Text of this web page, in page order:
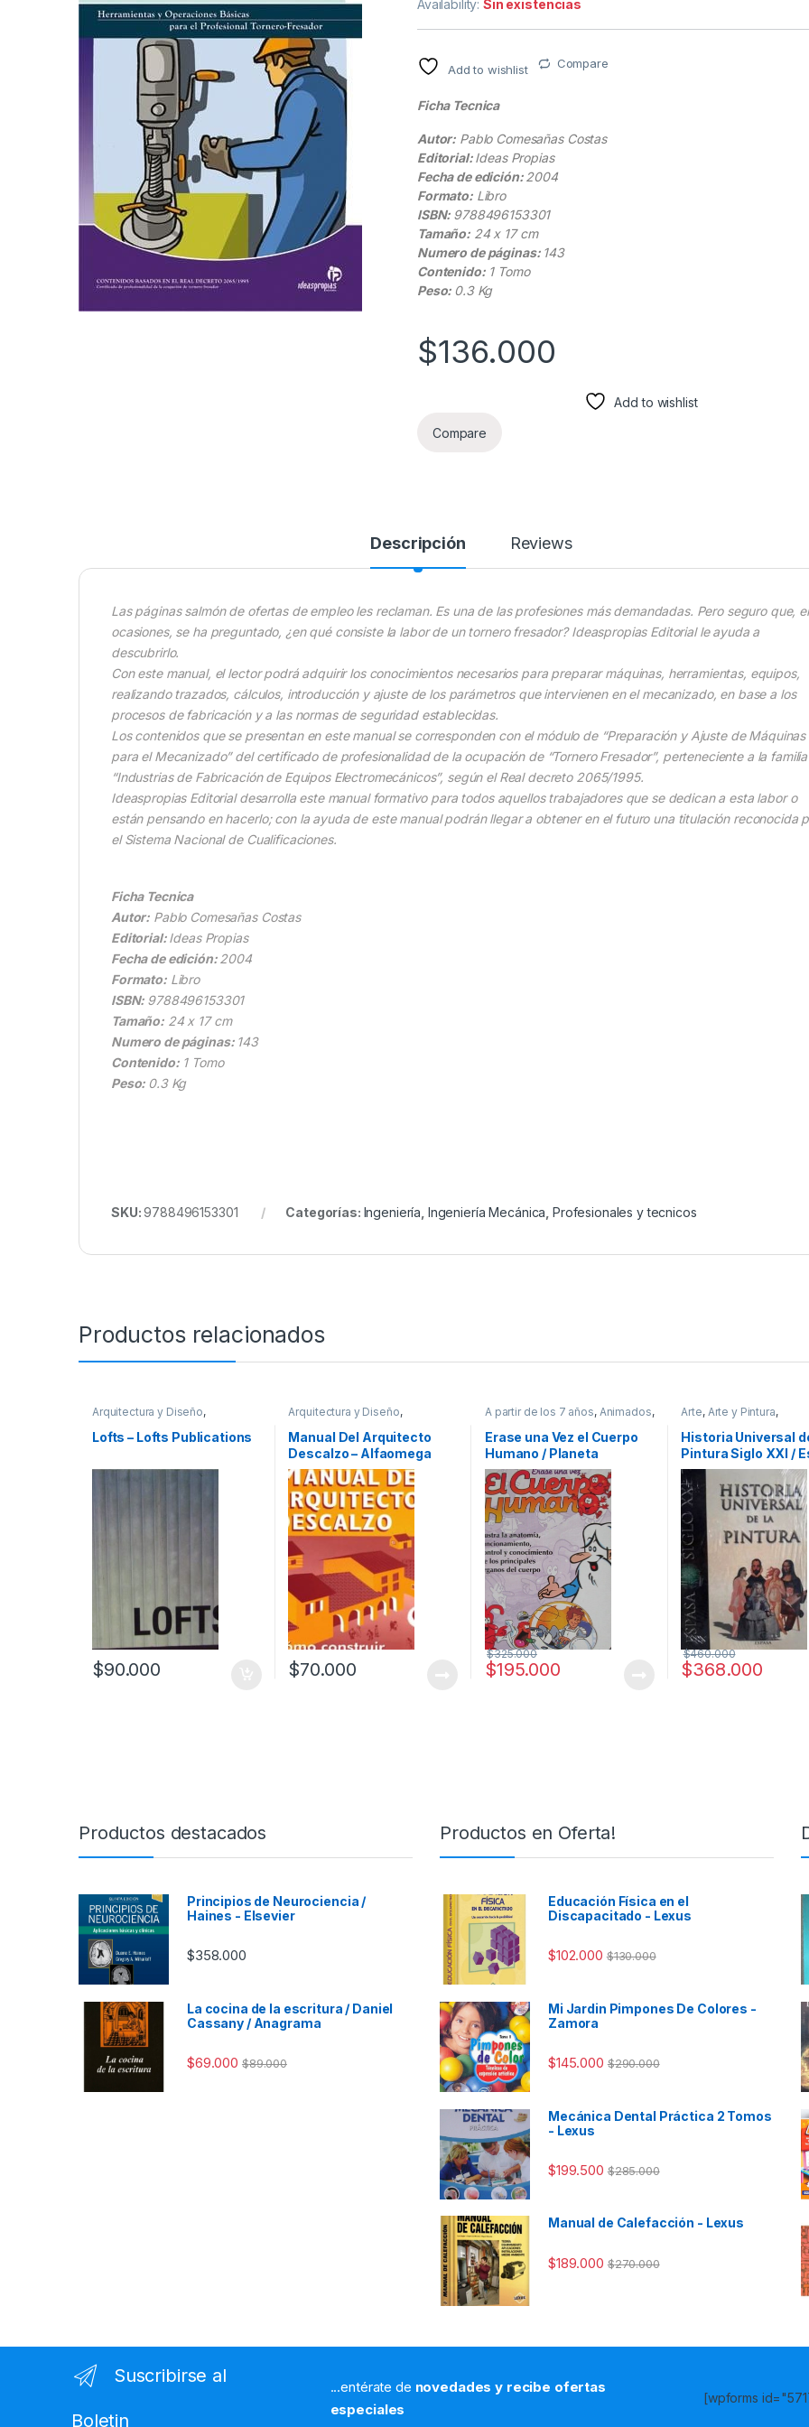
Availability:Sin existencias
Add to wishlist Compare
Ficha Tecnica
Autor: Pablo Comesañas Costas
Editorial:Ideas Propias
Fecha de edición: 2004
Formato:Libro
ISBN: 9788496153301
Tamaño: 24 x 17 cm
Numero de páginas: 143
Contenido:1 Tomo
Peso: 0.3 Kg
$136.000
Add to wishlist
Compare
Descripción Reviews
Las páginas salmón de ofertas de empleo les reclaman. Es una de las profesiones más demandadas. Pero seguro que,
ocasiones, se ha preguntado, ¿en qué consiste la labor de un tornero fresador? Ideaspropias Editorial le ayuda a
descubrirlo.
Con este manual, el lector podrá adquirir los conocimientos necesarios para preparar máquinas, herramientas, equipos,
realizando trazados, cálculos, introducción y ajuste de los parámetros que intervienen en el mecanizado, en base a los
procesos de fabricación y a las normas de seguridad establecidas.
Los contenidos que se presentan en este manual se corresponden con el módulo de “Preparación y Ajuste de Máquinas
para el Mecanizado” del certificado de profesionalidad de la ocupación de “Tornero Fresador”, perteneciente a la
“Industrias de Fabricación de Equipos Electromecánicos”, según el Real decreto 2065/1995.
Ideaspropias Editorial desarrolla este manual formativo para todos aquellos trabajadores que se dedican a esta labor o
están pensando en hacerlo; con la ayuda de este manual podrán llegar a obtener en el futuro una titulación reconocida
el Sistema Nacional de Cualificaciones.
Ficha Tecnica
Autor: Pablo Comesañas Costas
Editorial:Ideas Propias
Fecha de edición: 2004
Formato:Libro
ISBN: 9788496153301
Tamaño: 24 x 17 cm
Numero de páginas: 143
Contenido:1 Tomo
Peso: 0.3 Kg
SKU:9788496153301 Categorías: Ingeniería Ingeniería Mecánica Profesionales y tecnicos
Productos relacionados
Arquitectura y Diseño,
Arquitectura y Urbanismo
Afines
Decoración,Decoración
y Muebles, Diseño,Interes
tecnicos
Lofts – Lofts Publications
$90.000
Arquitectura y Diseño,
Arquitectura y Urbanismo
Diseño,Profesionales y
tecnicos
Manual Del Arquitecto
Descalzo – Alfaomega
$70.000
A partir de los 7 años, Animados,
Ciencias Sociales
Niños,Didácticos ,Educación y
Pedagogía,Profesionales y
tecnicos
Erase una Vez el Cuerpo
Humano / Planeta
$195.000
$325.000
Arte, Arte y Pintura,
Profesionales y
Historia Universal
Pintura Siglo XXI /
$368.000
$460.000
Productos destacados
Principios de Neurociencia /
Haines - Elsevier
$358.000
La cocina de la escritura / Daniel
Cassany / Anagrama
$69.000 $89.000
Productos en Oferta!
Educación Física en el
Discapacitado - Lexus
$102.000 $130.000
Mi Jardin Pimpones De Colores -
Zamora
$145.000 $290.000
Mecánica Dental Práctica 2 Tomos
- Lexus
$199.500 $285.000
Manual de Calefacción - Lexus
$189.000 $270.000
Suscribirse al
Boletin
...entérate de novedades y recibe ofertas
especiales
[wpforms